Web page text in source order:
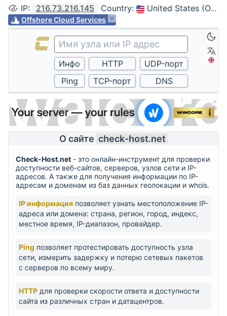
IP: 216.73.216.145 Country: United States (Ohio, Columbus)
Offshore Cloud Services
О сайте check-host.net
Check-Host.net - это онлайн-инструмент для проверки
доступности веб-сайтов, серверов, узлов сети и IP-
адресов. А также для получения информации по IP-
адресам и доменам из баз данных геолокации и whois.
IP информация позволяет узнать местоположение IP-
адреса или домена: страна, регион, город, индекс,
местное время, IP-диапазон, провайдер.
Ping позволяет протестировать доступность узла
сети, измерить задержку и потерю сетевых пакетов
с серверов по всему миру.
HTTP для проверки скорости ответа и доступности
сайта из различных стран и датацентров.